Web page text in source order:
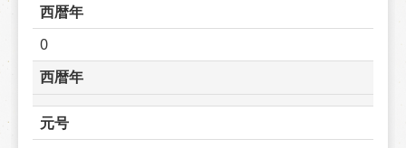
西暦年
0
西暦年
元号